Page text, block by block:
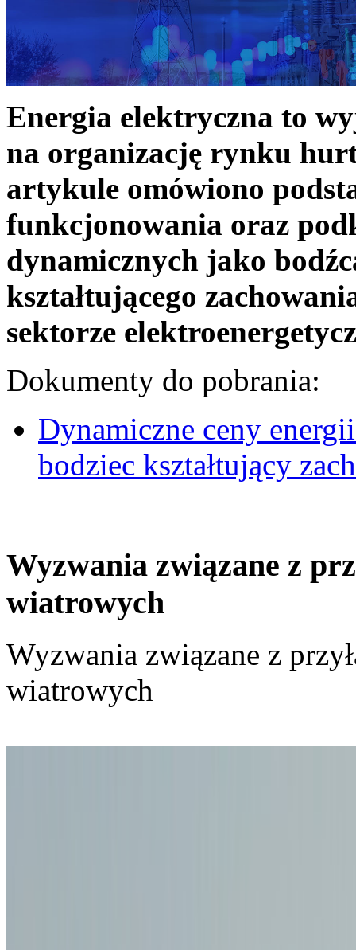
Energia elektryczna to
na organizację rynku
artykule omówiono
funkcjonowania oraz
dynamicznych jako
kształtującego
sektorze
Dokumenty do pobrania:
Dynamiczne ceny
bodziec kształtujący
Wyzwania związane z
wiatrowych
Wyzwania związane z
wiatrowych